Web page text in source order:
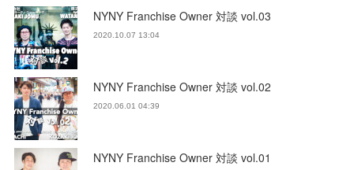
NYNY Franchise Owner 対談 vol.03
2020.10.07 13:04
NYNY Franchise Owner 対談 vol.02
2020.06.01 04:39
NYNY Franchise Owner 対談 vol.01